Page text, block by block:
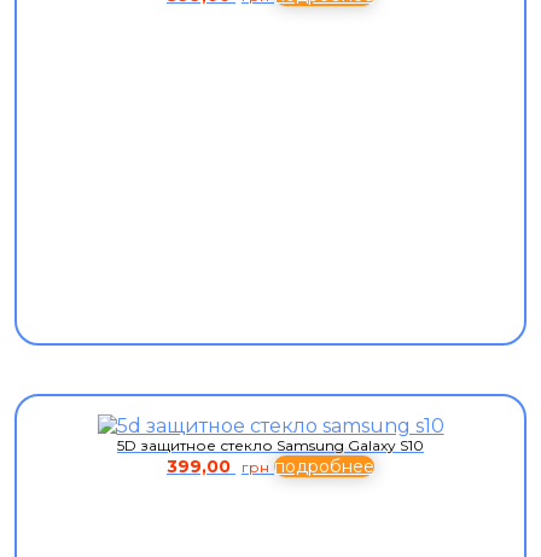
5D защитное стекло Samsung Galaxy S10
399,00 грн подробнее